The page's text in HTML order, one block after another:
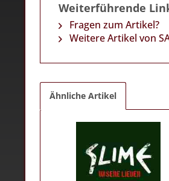
Weiterführende
Fragen zum Artikel?
Weitere Artikel von
Ähnliche Artikel